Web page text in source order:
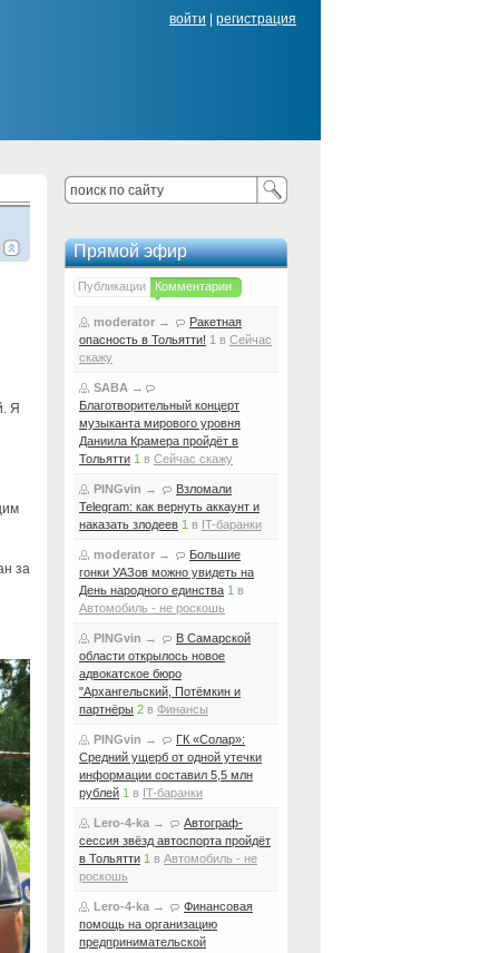
войти регистрация
Я
за
Прямой эфир
Публикации Комментарии
moderator →
Ракетная
опасность в Тольятти! 1 в Сейчас
скажу
SABA →
Благотворительный концерт
музыканта мирового уровня
Даниила Крамера пройдёт в
Тольятти 1 в Сейчас скажу
PINGvin →
Взломали
Telegram: как вернуть аккаунт и
наказать злодеев 1 в IT-баранки
moderator →
Большие
гонки УАЗов можно увидеть на
День народного единства 1 в
Автомобиль - не роскошь
PINGvin →
В Самарской
области открылось новое
адвокатское бюро
"Архангельский, Потёмкин и
партнёры 2 в Финансы
PINGvin →
ГК «Солар»:
Средний ущерб от одной утечки
информации составил 5,5 млн
рублей 1 в IT-баранки
Lero-4-ka →
Автограф-
сессия звёзд автоспорта пройдёт
в Тольятти 1 в Автомобиль - не
роскошь
Lero-4-ka →
Финансовая
помощь на организацию
предпринимательской